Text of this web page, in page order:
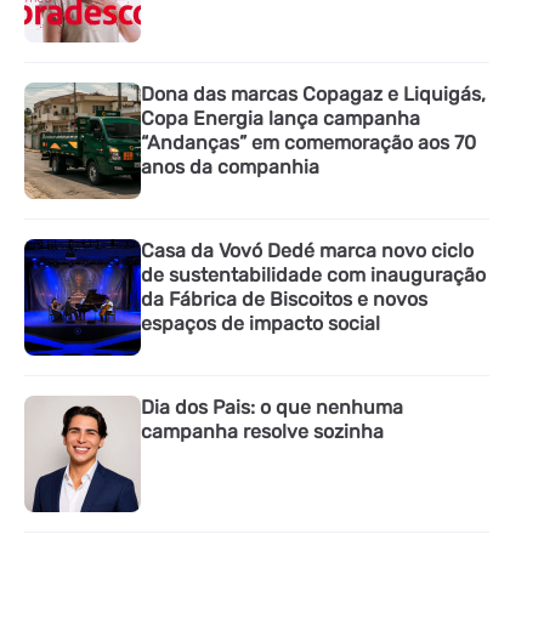
Dona das marcas Copagaz e Liquigás,
Copa Energia lança campanha
“Andanças” em comemoração aos 70
anos da companhia
Casa da Vovó Dedé marca novo ciclo
de sustentabilidade com inauguração
da Fábrica de Biscoitos e novos
espaços de impacto social
Dia dos Pais: o que nenhuma
campanha resolve sozinha